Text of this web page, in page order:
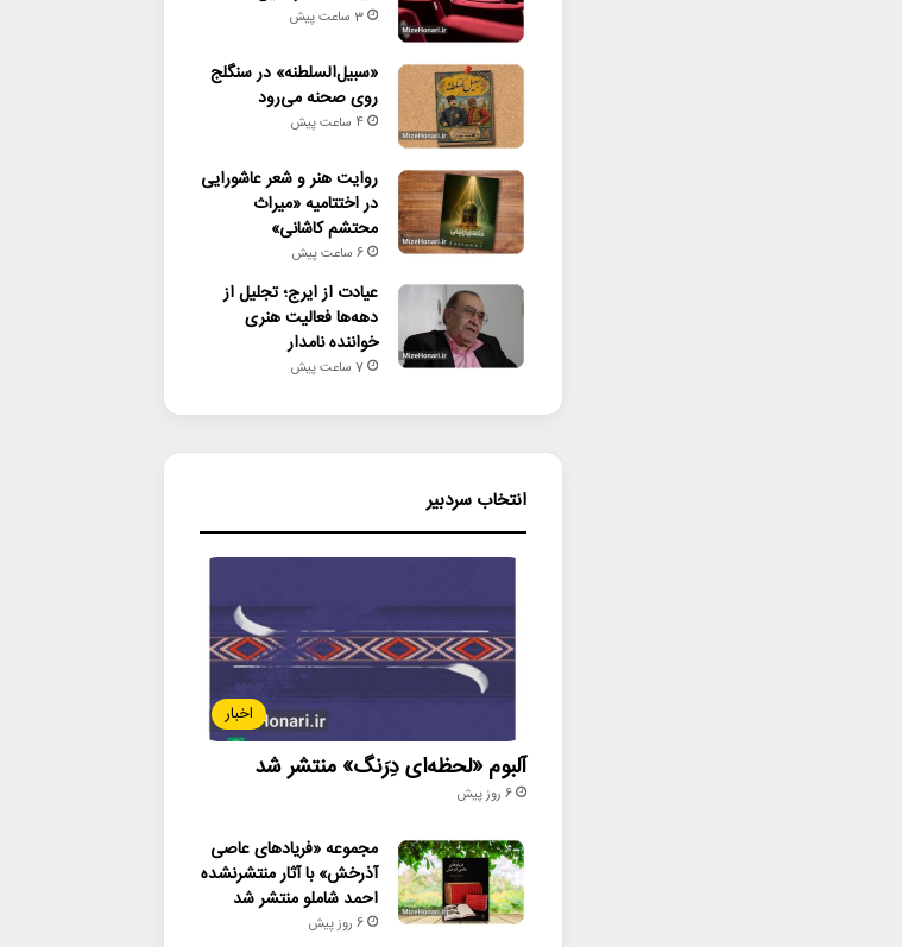
3 ساعت پیش
«سبیل‌السلطنه» در سنگلج
روی صحنه می‌رود
4 ساعت پیش
روایت هنر و شعر عاشورایی
در اختتامیه «میراث
محتشم کاشانی»
6 ساعت پیش
عیادت از ایرج؛ تجلیل از
دهه‌ها فعالیت هنری
خواننده نامدار
7 ساعت پیش
انتخاب سردبیر
اخبار
آلبوم «لحظه‌ای دِرَنگ» منتشر شد
6 روز پیش
مجموعه «فریادهای عاصی
آذرخش» با آثار منتشرنشده
احمد شاملو منتشر شد
6 روز پیش